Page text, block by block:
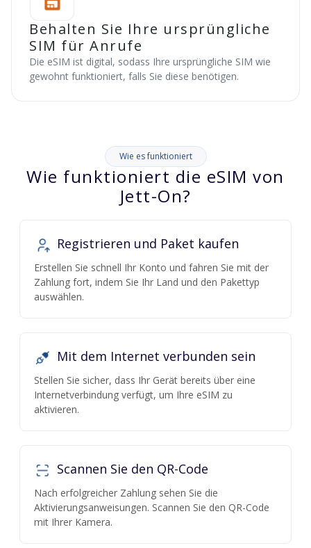
Behalten Sie Ihre ursprüngliche
SIM für Anrufe
Die eSIM ist digital, sodass Ihre ursprüngliche SIM wie
gewohnt funktioniert, falls Sie diese benötigen.
Wie es funktioniert
Wie funktioniert die eSIM von
Jett-On?
Registrieren und Paket kaufen
Erstellen Sie schnell Ihr Konto und fahren Sie mit der
Zahlung fort, indem Sie Ihr Land und den Pakettyp
auswählen.
Mit dem Internet verbunden sein
Stellen Sie sicher, dass Ihr Gerät bereits über eine
Internetverbindung verfügt, um Ihre eSIM zu
aktivieren.
Scannen Sie den QR-Code
Nach erfolgreicher Zahlung sehen Sie die
Aktivierungsanweisungen. Scannen Sie den QR-Code
mit Ihrer Kamera.